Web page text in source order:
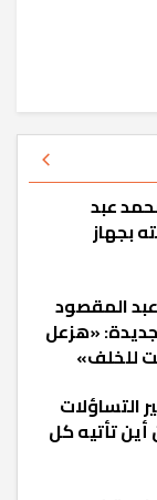
عبد
بجهاز
المقصود
«هزعل
للخلف»
التساؤلات
تأتيه كل